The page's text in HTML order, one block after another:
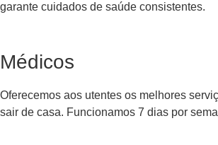
garante cuidados de saúde consistentes.
Médicos
Oferecemos aos utentes os melhores
sair de casa. Funcionamos 7 dias por